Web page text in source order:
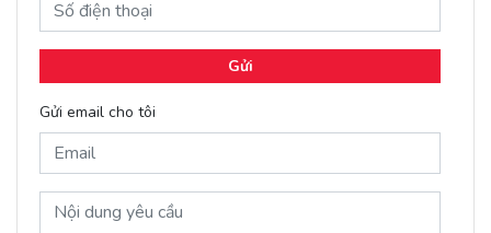
Gửi
Gửi email cho tôi